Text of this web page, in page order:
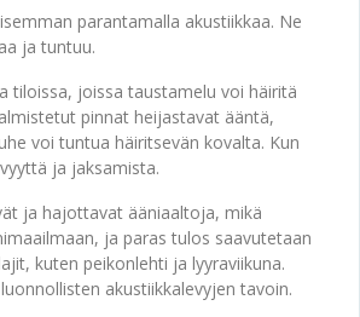
parantamalla akustiikkaa. Ne
ja tuntuu.
tiloissa, joissa taustamelu voi häiritä
pinnat heijastavat ääntä,
voi tuntua häiritsevän kovalta. Kun
ja jaksamista.
ja hajottavat ääniaaltoja, mikä
ja paras tulos saavutetaan
kuten peikonlehti ja lyyraviikuna.
akustiikkalevyjen tavoin.